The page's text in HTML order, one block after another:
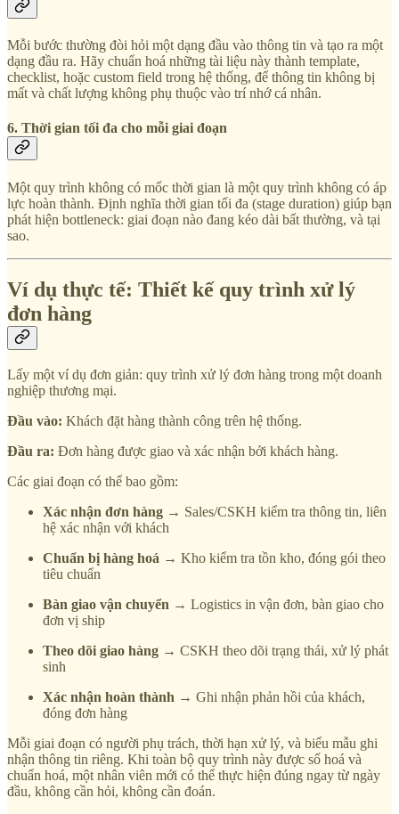
Mỗi bước thường đòi hỏi một dạng đầu vào thông tin và tạo ra một
dạng đầu ra. Hãy chuẩn hoá những tài liệu này thành template,
checklist, hoặc custom field trong hệ thống, để thông tin không bị
mất và chất lượng không phụ thuộc vào trí nhớ cá nhân.
6. Thời gian tối đa cho mỗi giai đoạn
Một quy trình không có mốc thời gian là một quy trình không có áp
lực hoàn thành. Định nghĩa thời gian tối đa (stage duration) giúp bạn
phát hiện bottleneck: giai đoạn nào đang kéo dài bất thường, và tại
sao.
Ví dụ thực tế: Thiết kế quy trình xử lý
đơn hàng
Lấy một ví dụ đơn giản: quy trình xử lý đơn hàng trong một doanh
nghiệp thương mại.
Đầu vào: Khách đặt hàng thành công trên hệ thống.
Đầu ra: Đơn hàng được giao và xác nhận bởi khách hàng.
Các giai đoạn có thể bao gồm:
Xác nhận đơn hàng → Sales/CSKH kiểm tra thông tin, liên
hệ xác nhận với khách
Chuẩn bị hàng hoá → Kho kiểm tra tồn kho, đóng gói theo
tiêu chuẩn
Bàn giao vận chuyển → Logistics in vận đơn, bàn giao cho
đơn vị ship
Theo dõi giao hàng → CSKH theo dõi trạng thái, xử lý phát
sinh
Xác nhận hoàn thành → Ghi nhận phản hồi của khách,
đóng đơn hàng
Mỗi giai đoạn có người phụ trách, thời hạn xử lý, và biểu mẫu ghi
nhận thông tin riêng. Khi toàn bộ quy trình này được số hoá và
chuẩn hoá, một nhân viên mới có thể thực hiện đúng ngay từ ngày
đầu, không cần hỏi, không cần đoán.